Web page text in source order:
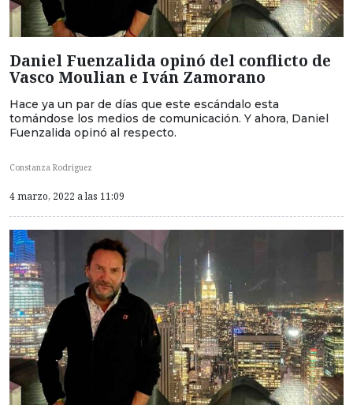
Daniel Fuenzalida opinó del conflicto de
Vasco Moulian e Iván Zamorano
Hace ya un par de días que este escándalo esta
tomándose los medios de comunicación. Y ahora, Daniel
Fuenzalida opinó al respecto.
Constanza Rodriguez
4 marzo, 2022 a las 11:09